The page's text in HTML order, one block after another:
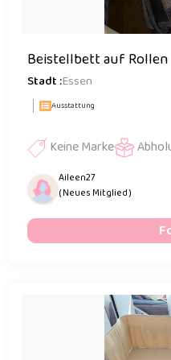
Beistellbett auf Rollen
Stadt :Essen
Ausstattung
Keine Marke
Aileen27
( Neues Mitglied )